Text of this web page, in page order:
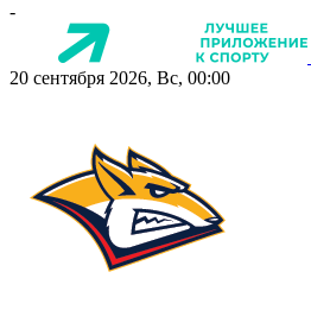
-
20 сентября 2026, Вс, 00:00